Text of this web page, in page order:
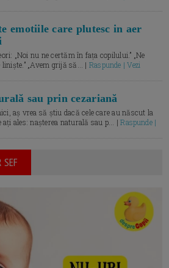
emotiile care plutesc in aer
„Noi nu ne certăm în fața copilului.” „Ne
„Avem grijă să... | Raspunde | Vezi
sau prin cezariană
aș vrea să știu dacă cele care au născut la
ați ales: nașterea naturală sau p... |Raspunde |
SEF